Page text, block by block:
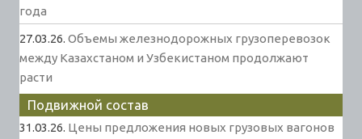
года
27.03.26. Объемы железнодорожных грузоперевозок
между Казахстаном и Узбекистаном продолжают
расти
Подвижной состав
31.03.26. Цены предложения новых грузовых вагонов